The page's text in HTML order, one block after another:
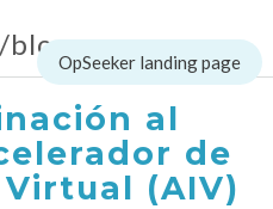
/blog
al
de
(AIV)